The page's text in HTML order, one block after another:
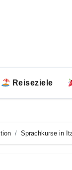
Reiseziele
Sprachkurse in